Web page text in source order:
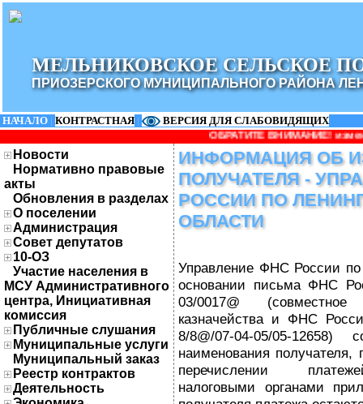
МЕЛЬНИКОВСКОЕ СЕЛЬСКОЕ
ПРИОЗЕРСКОГО МУНИЦИПАЛЬНОГО РАЙОНА
НАЧАЛО | КОНТРАСТНАЯ |
ВЕРСИЯ ДЛЯ СЛАБОВИДЯЩИХ
ОБРАТИТЕ ВНИМАНИЕ! изменилось
Новости
Нормативно правовые
акты
Обновления в разделах
О поселении
Администрация
Совет депутатов
10-ОЗ
Участие населения в
МСУ Административного
центра, Инициативная
комиссия
Публичные слушания
Муниципальные услуги
Муниципальный заказ
Реестр контрактов
Деятельность
ИНФОРМАЦИЯ ОБ
ПОЛУЧАТЕЛЯ -
РОССИИ ПО
ОБЛАСТИ
Управление ФНС России по
основании письма ФНС
03/0017@
казначейства и ФНС
8/8@/07-04-05/05-
наименования
перечислении
налоговыми органами